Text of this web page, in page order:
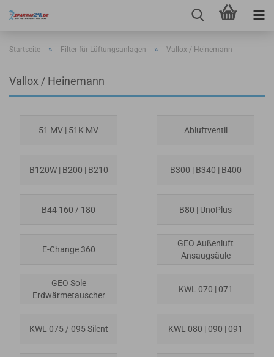
Startseite » Filter für Lüftungsanlagen » Vallox / Heinemann
Vallox / Heinemann
51 MV | 51K MV Abluftventil
B120W | B200 | B210 B300 | B340 | B400
B44 160 / 180 B80 | UnoPlus
E-Change 360
GEO Außenluft
Ansaugsäule
GEO Sole
Erdwärmetauscher
KWL 070 | 071
KWL 075 / 095 Silent KWL 080 | 090 | 091